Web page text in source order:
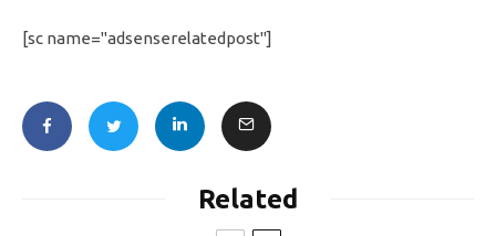
[sc name="adsenserelatedpost"]
Related